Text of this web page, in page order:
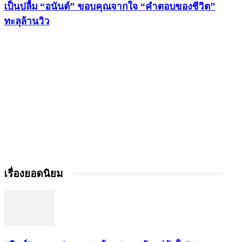
เป็นปลื้ม “อนันต์” ขอบคุณจากใจ “คำตอบของชีวิต”
ทะลุล้านวิว
เรื่องยอดนิยม